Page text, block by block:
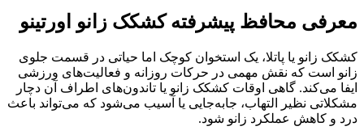
معرفی محافظ پیشرفته کشکک زانو اورتینو
کشکک زانو یا پاتلا، یک استخوان کوچک اما حیاتی در قسمت جلوی
زانو است که نقش مهمی در حرکات روزانه و فعالیت‌های ورزشی
ایفا می‌کند. گاهی اوقات کشکک زانو یا تاندون‌های اطراف آن دچار
مشکلاتی نظیر التهاب، جابه‌جایی یا آسیب می‌شود که می‌تواند باعث
درد و کاهش عملکرد زانو شود.